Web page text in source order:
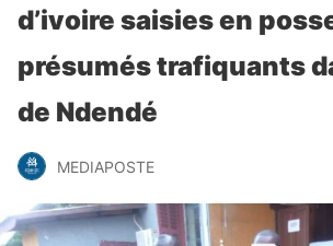
d’ivoire saisies en
présumés trafiquants
de Ndendé
MEDIAPOSTE